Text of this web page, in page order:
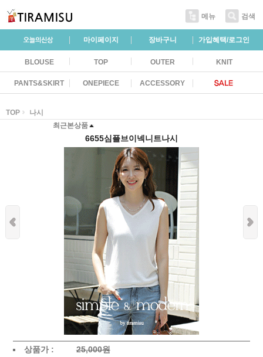
메뉴 검색
마이페이지 장바구니 가입혜택/로그인
BLOUSE TOP OUTER KNIT
PANTS&SKIRT ONEPIECE ACCESSORY
TOP
나시
최근본상품
6655심플브이넥니트나시
상품가 :
25,000원